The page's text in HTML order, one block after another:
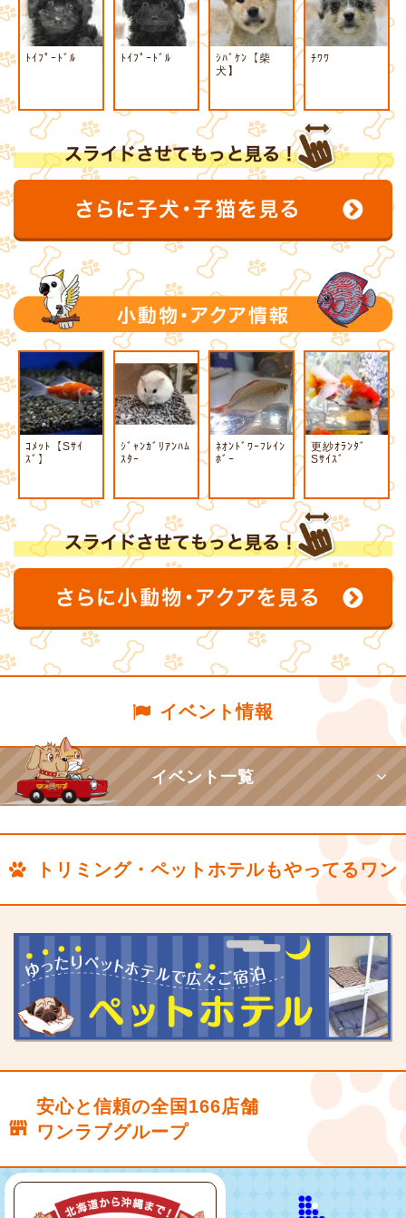
ﾄｲﾌﾟｰﾄﾞﾙ ﾄｲﾌﾟｰﾄﾞﾙ
ｼﾊﾞｹﾝ【柴
犬】
ﾁﾜﾜ
ｺﾒｯﾄ【Sｻｲ
ｽﾞ】
ｼﾞｬﾝｶﾞﾘｱﾝﾊﾑ
ｽﾀｰ
ﾈｵﾝﾄﾞﾜｰﾌﾚｲﾝ
ﾎﾞｰ
更紗ｵﾗﾝﾀﾞ
Sｻｲｽﾞ
イベント情報
イベント一覧
トリミング・ペットホテルもやってるワン
安心と信頼の全国166店舗
ワンラブグループ